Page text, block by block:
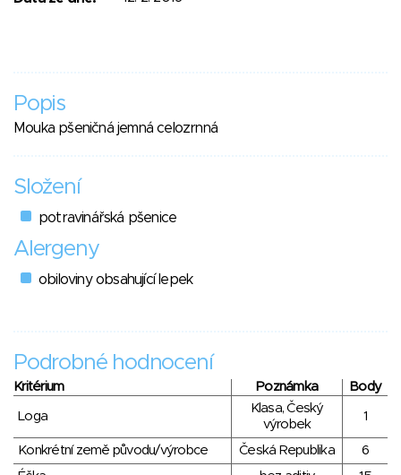
Popis
Mouka pšeničná jemná celozrnná
Složení
potravinářská pšenice
Alergeny
obiloviny obsahující lepek
Podrobné hodnocení
Kritérium Poznámka Body
Loga
Klasa, Český
výrobek
1
Konkrétní země původu/výrobce Česká Republika
6